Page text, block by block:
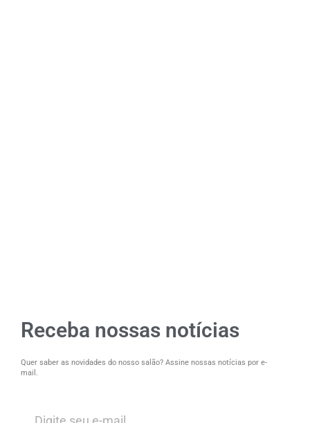
Receba nossas notícias
Quer saber as novidades do nosso salão? Assine nossas notícias por e-
mail.